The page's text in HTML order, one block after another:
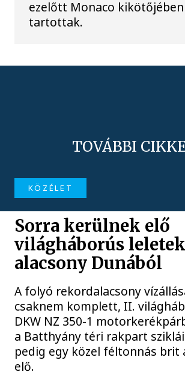
ezelőtt Monaco kikötőjében
tartottak.
TOVÁBBI
KÖZÉLET
Sorra kerülnek elő
világháborús
alacsony Dunából
A folyó rekordalacsony
csaknem komplett, II.
DKW NZ 350-1
a Batthyány téri rakpart
pedig egy közel féltonnás brit
elő.